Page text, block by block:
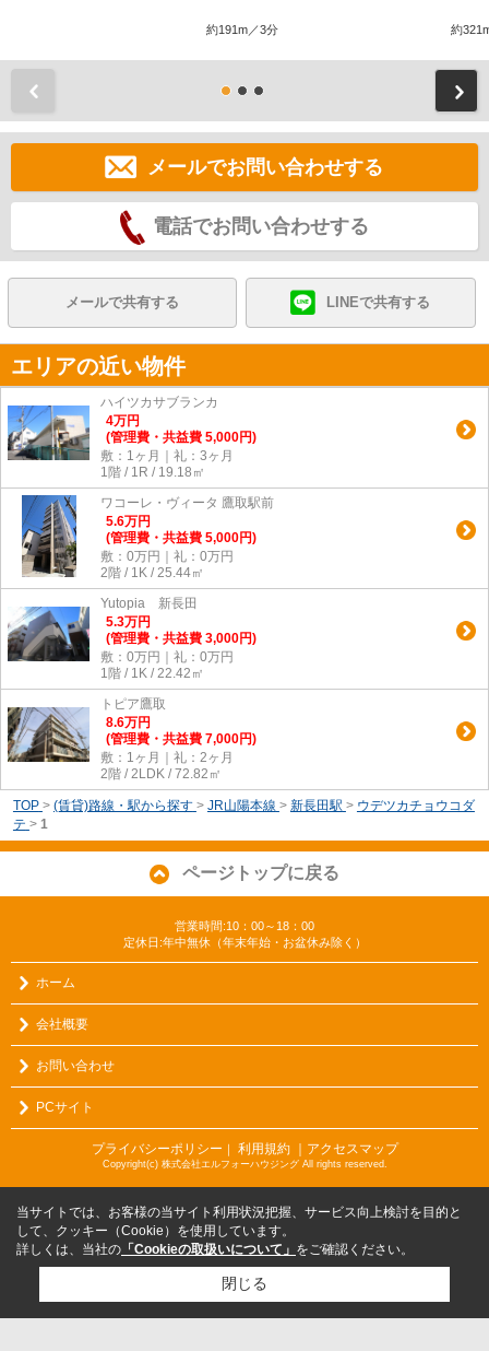
約191m／3分 約
メールでお問い合わせする
電話でお問い合わせする
メールで共有する LINEで共有する
エリアの近い物件
ハイツカサブランカ
4万円
(管理費・共益費 5,000円)
敷：1ヶ月｜礼：3ヶ月
1階 / 1R / 19.18㎡
ワコーレ・ヴィータ 鷹取駅前
5.6万円
(管理費・共益費 5,000円)
敷：0万円｜礼：0万円
2階 / 1K / 25.44㎡
Yutopia 新長田
5.3万円
(管理費・共益費 3,000円)
敷：0万円｜礼：0万円
1階 / 1K / 22.42㎡
トピア鷹取
8.6万円
(管理費・共益費 7,000円)
敷：1ヶ月｜礼：2ヶ月
2階 / 2LDK / 72.82㎡
TOP > (賃貸)路線・駅から探す > JR山陽本線 > 新長田駅 > ウデツカチョウコダ
テ > 1
ページトップに戻る
営業時間:10：00～18：00
定休日:年中無休（年末年始・お盆休み除く）
ホーム
会社概要
お問い合わせ
PCサイト
プライバシーポリシー ｜ 利用規約 ｜アクセスマップ
Copyright(c) 株式会社エルフォーハウジング All rights reserved.
当サイトでは、お客様の当サイト利用状況把握、サービス向上検討を目的と
して、クッキー（Cookie）を使用しています。
詳しくは、当社の 「Cookieの取扱いについて」 をご確認ください。
閉じる